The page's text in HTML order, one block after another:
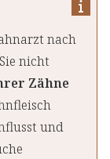
nach
nicht
Zähne
und